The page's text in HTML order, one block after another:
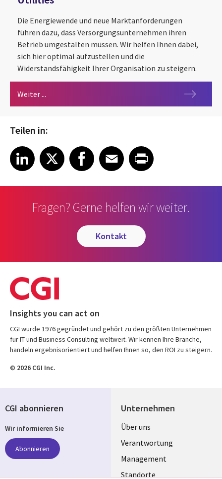
Die Energiewende und neue Marktanforderungen
führen dazu, dass Versorgungsunternehmen ihren
Betrieb umgestalten müssen. Wir helfen Ihnen dabei,
sich hier optimal aufzustellen und die
Widerstandsfähigkeit Ihrer Organisation zu steigern.
Weiter ...
Teilen in:
Share article on LinkedIn
LinkedIn
Share article on XShare article on Facebook
Facebook
Share article on Email
EmailShare article on Print
Fragen? Gerne helfen wir weiter.
kontakt
Insights you can act on
CGI wurde 1976 gegründet und gehört zu den größten Unternehmen
für IT und Business Consulting weltweit. Wir kennen Ihre Branche,
handeln ergebnisorientiert und helfen Ihnen so, den ROI zu steigern.
© 2026 CGI Inc.
Unternehmen
Useful
links
GERMANY
Über uns
Verantwortung
Management
Standorte
CGI abonnieren
Wir informieren Sie
Abonnieren